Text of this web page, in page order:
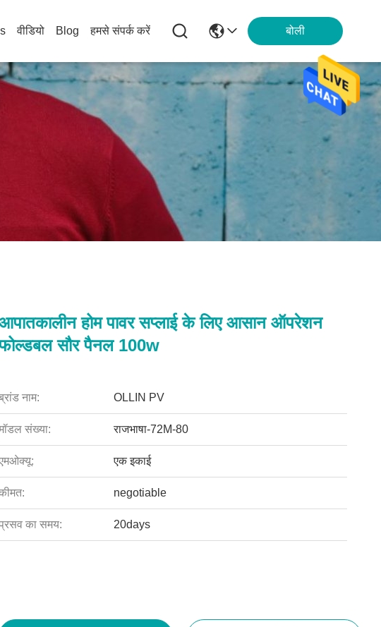
वीडियो Blog हमसे संपर्क करें बोली
होम पावर सप्लाई के लिए आसान ऑपरेशन
सौर पैनल 100w
नाम: OLLIN PV
संख्या: राजभाषा-72M-80
एक इकाई
negotiable
का समय: 20days